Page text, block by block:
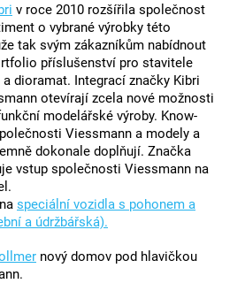
v roce 2010 rozšířila společnost
o vybrané výrobky této
tak svým zákazníkům nabídnout
příslušenství pro stavitele
dioramat. Integrací značky Kibri
otevírají zcela nové možnosti
modelářské výroby. Know-
Viessmann a modely a
dokonale doplňují. Značka
vstup společnosti Viessmann na
speciální vozidla s pohonem a
a údržbářská).
nový domov pod hlavičkou